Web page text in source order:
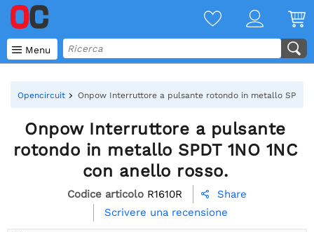
 Menu
Opencircuit Onpow Interruttore a pulsante rotondo in metallo SPDT
Onpow Interruttore a pulsante
rotondo in metallo SPDT 1NO 1NC
con anello rosso.
Codice articolo R1610R 
Share
Scrivere una recensione